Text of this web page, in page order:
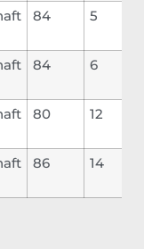
84 5
84 6
80 12
86 14